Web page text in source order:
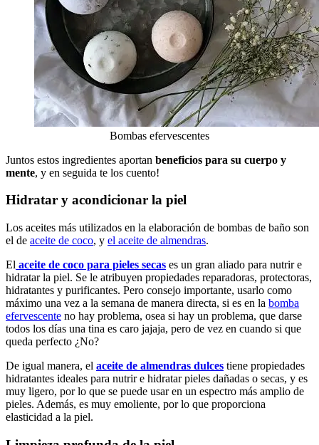
Bombas efervescentes
Juntos estos ingredientes aportan beneficios para su cuerpo y
mente, y en seguida te los cuento!
Hidratar y acondicionar la piel
Los aceites más utilizados en la elaboración de bombas de baño son
el de aceite de coco, y el aceite de almendras.
El aceite de coco para pieles secas es un gran aliado para nutrir e
hidratar la piel. Se le atribuyen propiedades reparadoras, protectoras,
hidratantes y purificantes. Pero consejo importante, usarlo como
máximo una vez a la semana de manera directa, si es en la bomba
efervescente no hay problema, osea si hay un problema, que darse
todos los días una tina es caro jajaja, pero de vez en cuando si que
queda perfecto ¿No?
De igual manera, el aceite de almendras dulces tiene propiedades
hidratantes ideales para nutrir e hidratar pieles dañadas o secas, y es
muy ligero, por lo que se puede usar en un espectro más amplio de
pieles. Además, es muy emoliente, por lo que proporciona
elasticidad a la piel.